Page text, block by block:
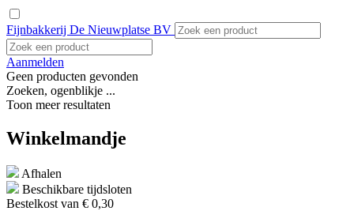
Fijnbakkerij De Nieuwplatse BV
Aanmelden
Geen producten gevonden
Zoeken, ogenblikje ...
Toon meer resultaten
Winkelmandje
Afhalen
Beschikbare tijdsloten
Bestelkost van € 0,30